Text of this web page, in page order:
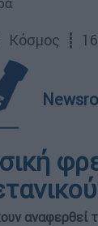
Κόσμος ┋
αναφερθεί